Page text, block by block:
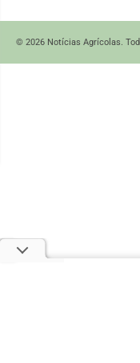
© 2026 Notícias Agrícolas.